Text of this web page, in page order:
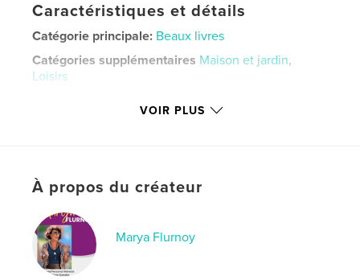
Caractéristiques et détails
Catégorie principale: Beaux livres
Catégories supplémentaires Maison et jardin,
Loisirs
Mots-clés
Business
VOIR PLUS
À propos du créateur
Marya Flurnoy